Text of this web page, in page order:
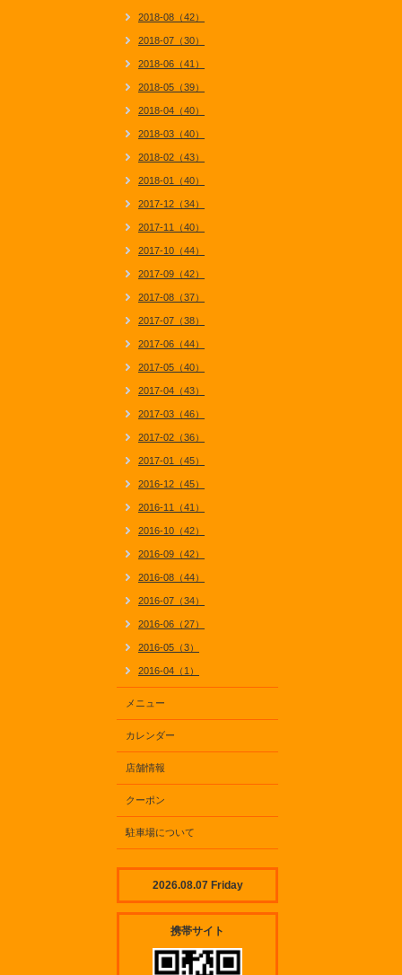
2018-08（42）
2018-07（30）
2018-06（41）
2018-05（39）
2018-04（40）
2018-03（40）
2018-02（43）
2018-01（40）
2017-12（34）
2017-11（40）
2017-10（44）
2017-09（42）
2017-08（37）
2017-07（38）
2017-06（44）
2017-05（40）
2017-04（43）
2017-03（46）
2017-02（36）
2017-01（45）
2016-12（45）
2016-11（41）
2016-10（42）
2016-09（42）
2016-08（44）
2016-07（34）
2016-06（27）
2016-05（3）
2016-04（1）
メニュー
カレンダー
店舗情報
クーポン
駐車場について
2026.08.07 Friday
携帯サイト